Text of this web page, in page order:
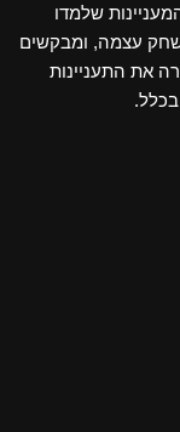
שלמדו
עצמה, ומבקשים
את התעניינות